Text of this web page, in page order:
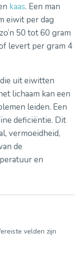
kaas. Een man
eiwit per dag
50 tot 60 gram
levert per gram 4
uit eiwitten
lichaam kan een
leiden. Een
deficiëntie. Dit
vermoeidheid,
de
en
velden zijn